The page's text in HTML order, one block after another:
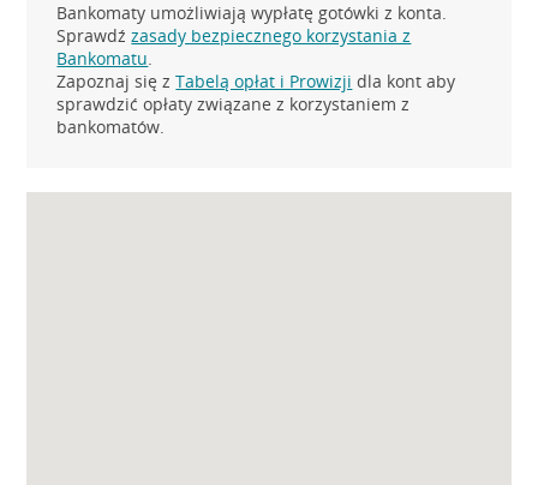
Bankomaty umożliwiają wypłatę gotówki z konta.
Sprawdźzasady bezpiecznego korzystania z
Bankomatu.
Zapoznaj się zTabelą opłat i Prowizji dla kont aby
sprawdzić opłaty związane z korzystaniem z
bankomatów.